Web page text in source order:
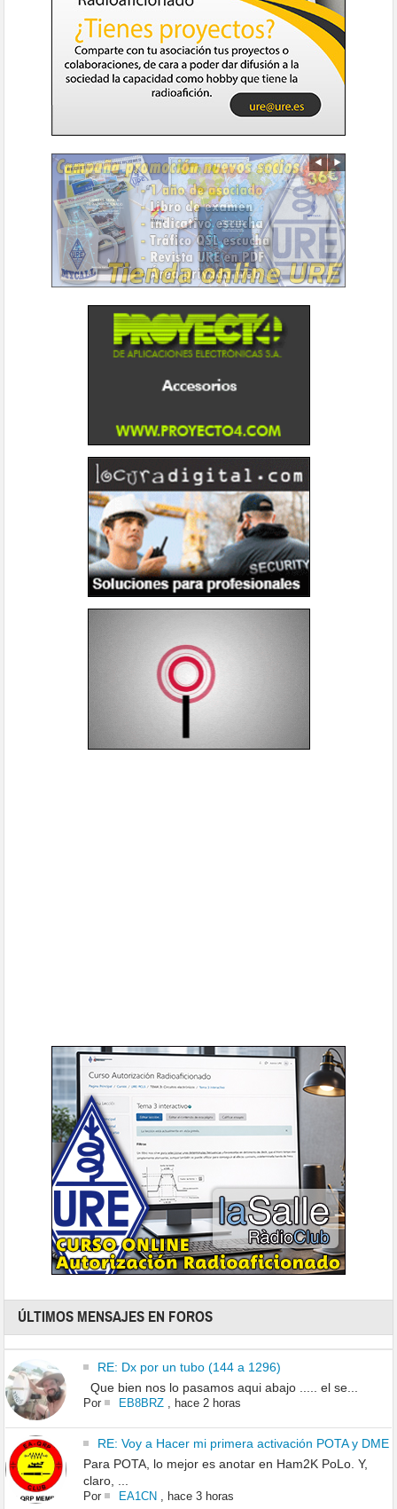
ÚLTIMOS MENSAJES EN FOROS
RE: Dx por un tubo (144 a 1296)
Que bien nos lo pasamos aqui abajo ..... el se...
Por EB8BRZ, hace 2 horas
RE: Voy a Hacer mi primera activación POTA y DME
Para POTA, lo mejor es anotar en Ham2K PoLo. Y,
claro, ...
Por EA1CN, hace 3 horas